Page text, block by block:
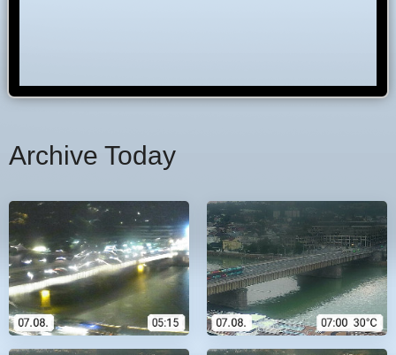
Archive Today